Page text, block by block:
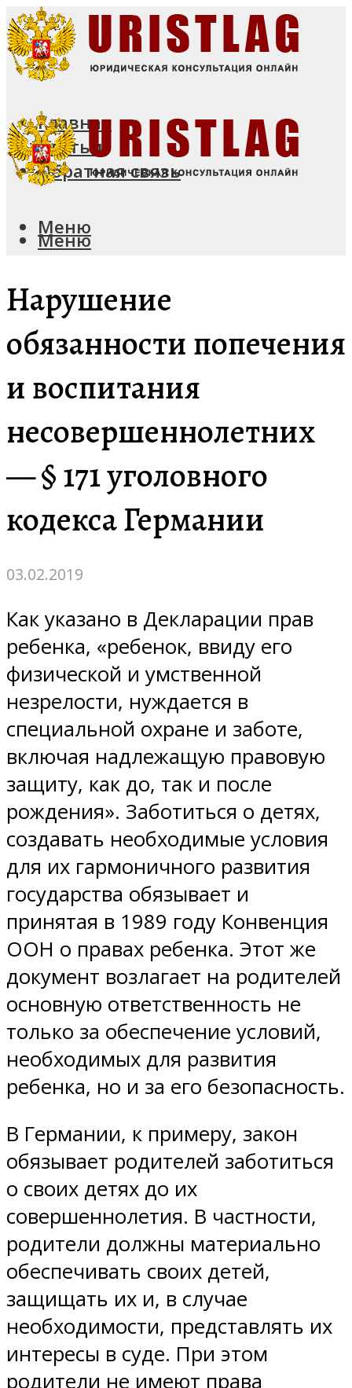
Главная
Статьи
Обратная связь
Меню
Меню
Нарушение
обязанности попечения
и воспитания
несовершеннолетних
— § 171 уголовного
кодекса Германии
03.02.2019
Как указано в Декларации прав
ребенка, «ребенок, ввиду его
физической и умственной
незрелости, нуждается в
специальной охране и заботе,
включая надлежащую правовую
защиту, как до, так и после
рождения». Заботиться о детях,
создавать необходимые условия
для их гармоничного развития
государства обязывает и
принятая в 1989 году Конвенция
ООН о правах ребенка. Этот же
документ возлагает на родителей
основную ответственность не
только за обеспечение условий,
необходимых для развития
ребенка, но и за его безопасность.
В Германии, к примеру, закон
обязывает родителей заботиться
о своих детях до их
совершеннолетия. В частности,
родители должны материально
обеспечивать своих детей,
защищать их и, в случае
необходимости, представлять их
интересы в суде. При этом
родители не имеют права